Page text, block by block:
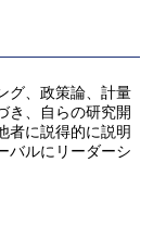
グ、政策論、計量
き、自らの研究開
者に説得的に説明
バルにリーダーシ